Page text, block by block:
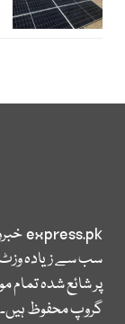
express.pk
سب سے زیادہ
پر شائع شدہ
گروپ محفوظ ہیں۔